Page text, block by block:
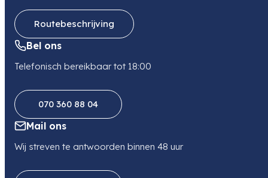
Routebeschrijving
Bel ons
Telefonisch bereikbaar tot 18:00
070 360 88 04
Mail ons
Wij streven te antwoorden binnen 48 uur